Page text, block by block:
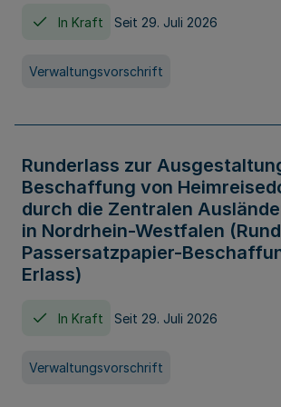
In Kraft Seit 29. Juli 2026
Verwaltungsvorschrift
Runderlass zur
Beschaffung von
durch die Zentralen
in Nordrhein-Westfalen
Passersatzpapier-
Erlass)
In Kraft Seit 29. Juli 2026
Verwaltungsvorschrift